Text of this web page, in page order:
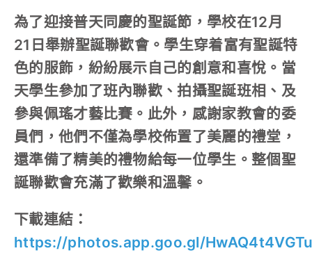
聯絡我們
為了迎接普天同慶的聖誕節，學校在12月
21日舉辦聖誕聯歡會。學生穿着富有聖誕特
色的服飾，紛紛展示自己的創意和喜悅。當
天學生參加了班內聯歡、拍攝聖誕班相、及
參與佩瑤才藝比賽。此外，感謝家教會的委
員們，他們不僅為學校佈置了美麗的禮堂，
還準備了精美的禮物給每一位學生。整個聖
誕聯歡會充滿了歡樂和溫馨。
下載連結：
https://photos.app.goo.gl/